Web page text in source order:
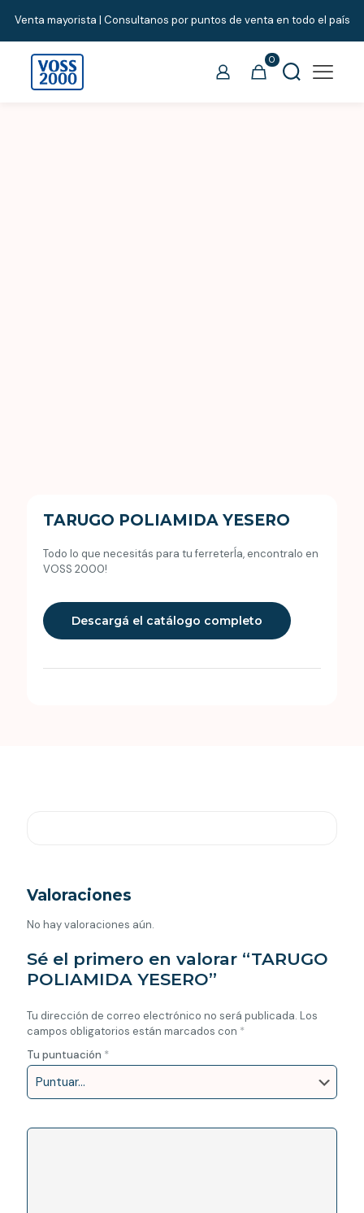
Venta mayorista | Consultanos por puntos de venta en todo el país
0
TARUGO POLIAMIDA YESERO
Todo lo que necesitás para tu ferreterÍa, encontralo en
VOSS 2000!
Descargá el catálogo completo
Valoraciones
No hay valoraciones aún.
Sé el primero en valorar “TARUGO
POLIAMIDA YESERO”
Tu dirección de correo electrónico no será publicada. Los
campos obligatorios están marcados con *
Tu puntuación *